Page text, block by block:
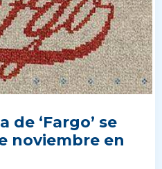
‘Fargo’ se
noviembre en